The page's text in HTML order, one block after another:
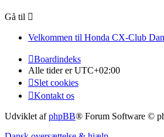
Gå til
Velkommen til Honda CX-Club
Boardindeks
Alle tider erUTC+02:00
Slet cookies
Kontakt os
Udviklet afphpBB® Forum Software ©